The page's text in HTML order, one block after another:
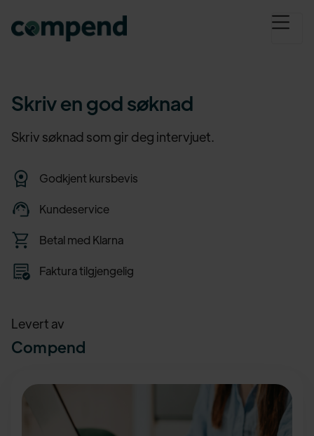
Skriv en god søknad
Skriv søknad som gir deg intervjuet.
Godkjent kursbevis
Kundeservice
Betal med Klarna
Faktura tilgjengelig
Levert av
Compend